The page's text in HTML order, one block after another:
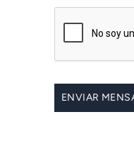
ENVIAR